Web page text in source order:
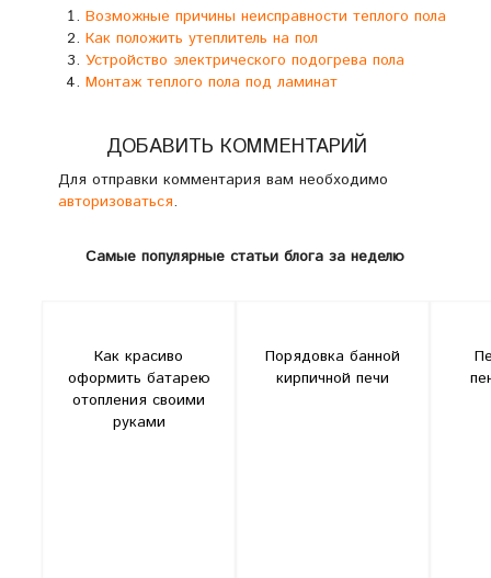
Возможные причины неисправности теплого пола
Как положить утеплитель на пол
Устройство электрического подогрева пола
Монтаж теплого пола под ламинат
ДОБАВИТЬ КОММЕНТАРИЙ
Для отправки комментария вам необходимо
авторизоваться.
Самые популярные статьи блога за неделю
Как красиво
оформить батарею
отопления своими
руками
Порядовка банной
кирпичной печи